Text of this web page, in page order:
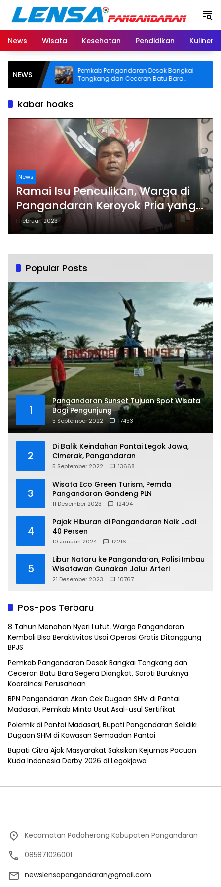
Langsung
konten
News
Wisata Kesehatan Pendidikan Kuliner
NEWS
Pemkab Pangandaran Desak Bangkai
Tongkang dan Ceceran Batu Bara
Segera Diangkat, Soroti Buruknya
kabar hoaks
News
Ramai Isu Penculikan, Warga di
Pangandaran Keroyok Pria yang
Diduga Depresi, Kasat Reskrim:
Masyarakat Jangan Termakan
Kabar Hoaks
1 Februari 2023
Popular Posts
1
Pangandaran Sunset Tujuan Spot Wisata
Bagi Pengunjung
5 September 2022 17453
2
Di Balik Keindahan Pantai Legok Jawa,
Cimerak, Pangandaran
5 September 2022 13668
3
Wisata Eco Green Turism, Pemda
Pangandaran Gandeng PLN
11 Desember 2023 12404
4
Pajak Hiburan di Pangandaran Naik Jadi
40 Persen
10 Januari 2024 12216
5
Libur Nataru ke Pangandaran, Polisi Imbau
Wisatawan Gunakan Jalur Arteri
21 Desember 2023 10767
Pos-pos Terbaru
8 Tahun Menahan Nyeri Lutut, Warga Pangandaran
Kembali Bisa Beraktivitas Usai Operasi Gratis Ditanggung
BPJS
Pemkab Pangandaran Desak Bangkai Tongkang dan
Ceceran Batu Bara Segera Diangkat, Soroti Buruknya
Koordinasi Perusahaan
BPN Pangandaran Akan Cek Dugaan SHM di Pantai
Madasari, Pemkab Minta Usut Asal-usul Sertifikat
Polemik di Pantai Madasari, Bupati Pangandaran Selidiki
Dugaan SHM di Kawasan Sempadan Pantai
Bupati Citra Ajak Masyarakat Saksikan Kejurnas Pacuan
Kuda Indonesia Derby 2026 di Legokjawa
Kecamatan Padaherang Kabupaten Pangandaran
085871026001
newslensapangandaran@gmail.com